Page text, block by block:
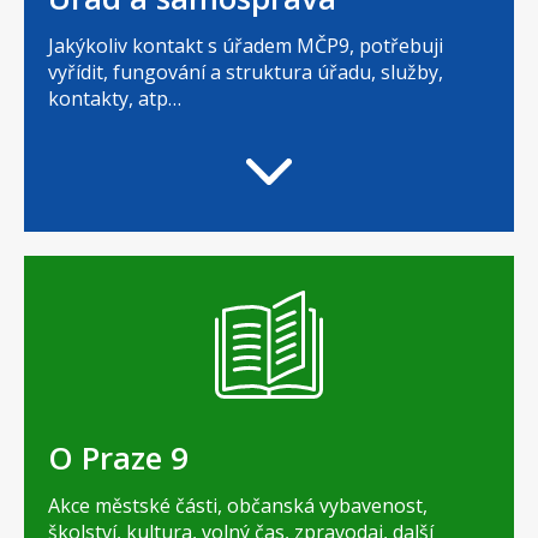
Jakýkoliv kontakt s úřadem MČP9, potřebuji
vyřídit, fungování a struktura úřadu, služby,
kontakty, atp…
O Praze 9
Akce městské části, občanská vybavenost,
školství, kultura, volný čas, zpravodaj, další